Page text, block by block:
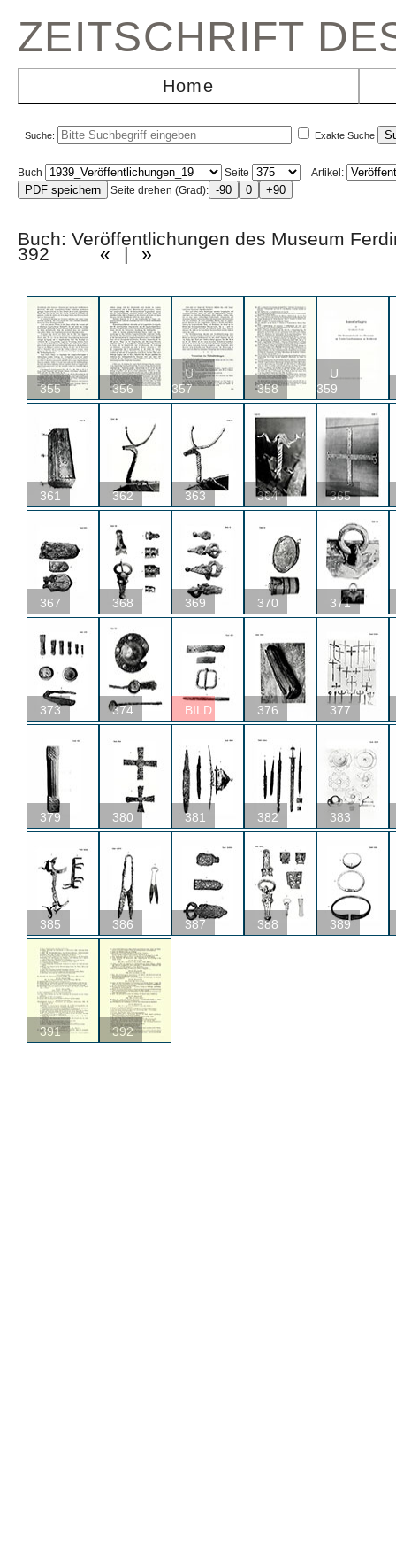
ZEITSCHRIFT
Home
Suche: Exakte Suche
Buch Seite
Artikel:
Seite drehen (Grad):
Buch: Veröffentlichungen des Museum
392 « | »
355 356
U
357
358
U
359
361 362 363 364 365
367 368 369 370 371
373 374 BILD 376 377
379 380 381 382 383
385 386 387 388 389
391 392